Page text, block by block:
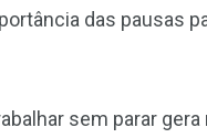
das pausas
sem parar